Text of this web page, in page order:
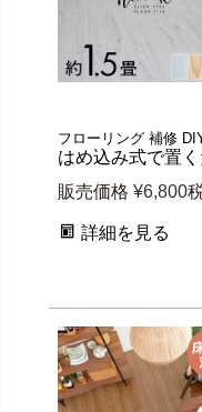
販売価格 ¥6,800
詳細を見る